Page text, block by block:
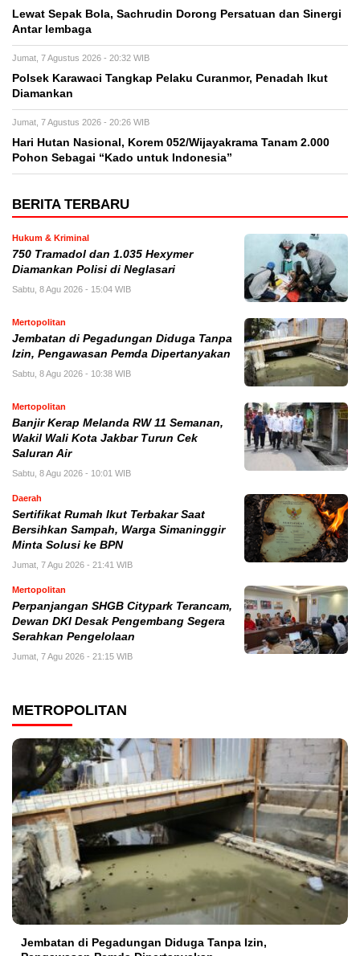
Lewat Sepak Bola, Sachrudin Dorong Persatuan dan Sinergi
Antar lembaga
Jumat, 7 Agustus 2026 - 20:32 WIB
Polsek Karawaci Tangkap Pelaku Curanmor, Penadah Ikut
Diamankan
Jumat, 7 Agustus 2026 - 20:26 WIB
Hari Hutan Nasional, Korem 052/Wijayakrama Tanam 2.000
Pohon Sebagai “Kado untuk Indonesia”
BERITA TERBARU
Hukum & Kriminal
750 Tramadol dan 1.035 Hexymer
Diamankan Polisi di Neglasari
Sabtu, 8 Agu 2026 - 15:04 WIB
Mertopolitan
Jembatan di Pegadungan Diduga Tanpa
Izin, Pengawasan Pemda Dipertanyakan
Sabtu, 8 Agu 2026 - 10:38 WIB
Mertopolitan
Banjir Kerap Melanda RW 11 Semanan,
Wakil Wali Kota Jakbar Turun Cek
Saluran Air
Sabtu, 8 Agu 2026 - 10:01 WIB
Daerah
Sertifikat Rumah Ikut Terbakar Saat
Bersihkan Sampah, Warga Simaninggir
Minta Solusi ke BPN
Jumat, 7 Agu 2026 - 21:41 WIB
Mertopolitan
Perpanjangan SHGB Citypark Terancam,
Dewan DKI Desak Pengembang Segera
Serahkan Pengelolaan
Jumat, 7 Agu 2026 - 21:15 WIB
METROPOLITAN
Jembatan di Pegadungan Diduga Tanpa Izin,